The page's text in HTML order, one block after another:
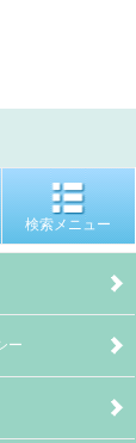
検索メニュー
ー